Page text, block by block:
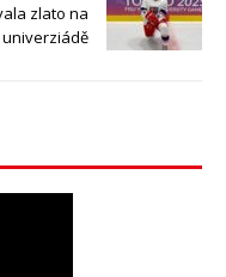
zlato na
univerziádě